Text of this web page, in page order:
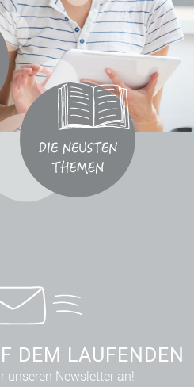
DEM LAUFENDEN
unseren Newsletter an!